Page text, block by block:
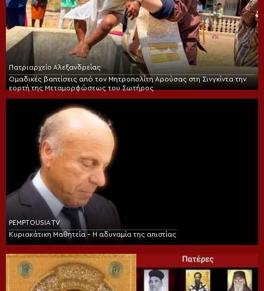
Πατριαρχείο Αλεξανδρείας
Ομαδικές βαπτίσεις από τον Μητροπολίτη Αρούσας στη Σινγκίντα την
εορτή της Μεταμορφώσεως του Σωτήρος
PEMPTOUSIA TV
Κυριακάτικη Μαθητεία – Η αδυναμία της απιστίας